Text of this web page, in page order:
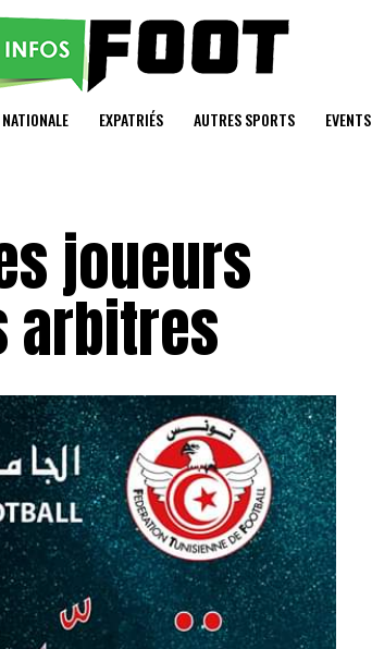
EXPATRIÉS AUTRES SPORTS EVENTS
joueurs
arbitres